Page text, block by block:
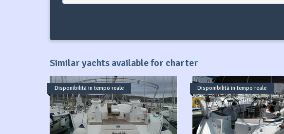
Similar yachts available for charter
Disponibilità in tempo reale Disponibilità in tempo reale